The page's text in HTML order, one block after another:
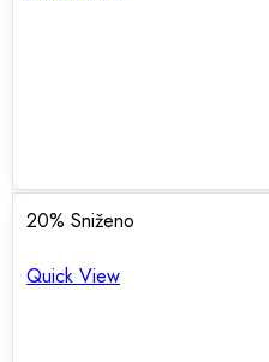
20% Sniženo
Quick View